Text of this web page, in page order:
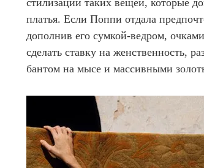
стилизации таких вещей, которые
платья. Если Поппи отдала
дополнив его сумкой-ведром,
сделать ставку на женственность,
бантом на мысе и массивными